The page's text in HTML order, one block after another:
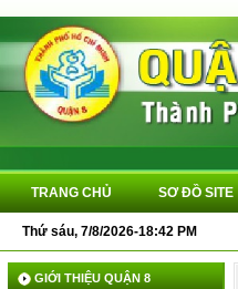
TRANG CHỦ SƠ ĐỒ SITE
Thứ sáu, 7/8/2026-18:42 PM
GIỚI THIỆU QUẬN 8